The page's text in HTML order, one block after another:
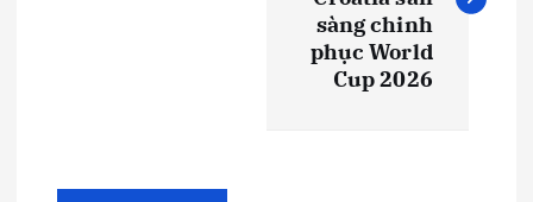
ư
sàng chinh
phục World
Cup 2026